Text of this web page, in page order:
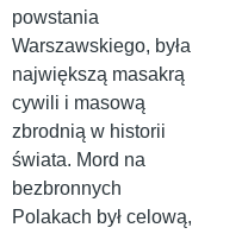
powstania
Warszawskiego, była
największą masakrą
cywili i masową
zbrodnią w historii
świata. Mord na
bezbronnych
Polakach był celową,